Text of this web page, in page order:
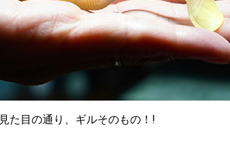
見た目の通り、ギルそのもの！!